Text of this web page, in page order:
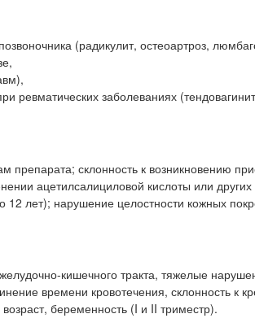
(радикулит, остеоартроз,
ревматических заболеваниях
препарата; склонность к возникновению
ацетилсалициловой кислоты или
12 лет); нарушение целостности кожных
кишечного тракта, тяжелые
времени кровотечения, склонность к
беременность (I и II триместр).